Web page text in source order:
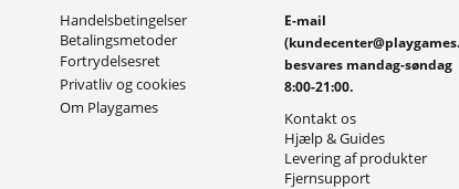
Handelsbetingelser
Betalingsmetoder
Fortrydelsesret
Privatliv og cookies
Om Playgames
E-mail
besvares mandag-søndag
8:00-21:00.
Kontakt os
Hjælp & Guides
Levering af produkter
Fjernsupport